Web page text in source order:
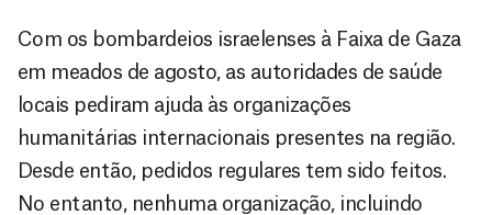
Com os bombardeios israelenses à Faixa de Gaza
em meados de agosto, as autoridades de saúde
locais pediram ajuda às organizações
humanitárias internacionais presentes na região.
Desde então, pedidos regulares tem sido feitos.
No entanto, nenhuma organização, incluindo